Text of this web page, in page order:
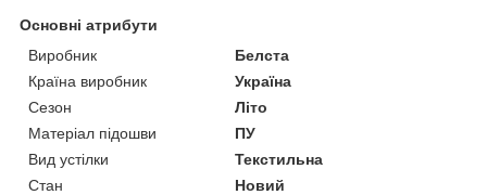
Основні атрибути
Виробник
Белста
Країна виробник
Україна
Сезон
Літо
Матеріал підошви
ПУ
Вид устілки
Текстильна
Стан
Новий